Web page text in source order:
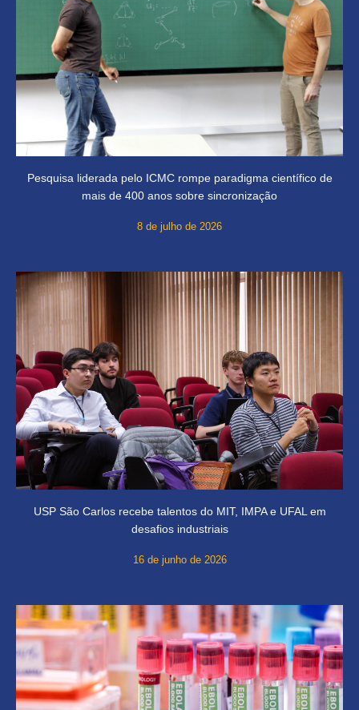
Pesquisa liderada pelo ICMC rompe paradigma científico de
mais de 400 anos sobre sincronização
8 de julho de 2026
USP São Carlos recebe talentos do MIT, IMPA e UFAL em
desafios industriais
16 de junho de 2026